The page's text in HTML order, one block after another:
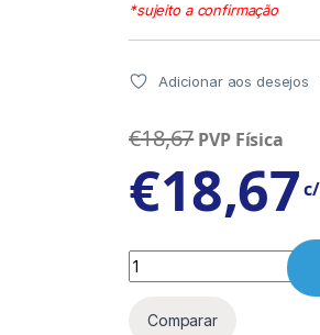
*sujeito a confirmação
Adicionar aos desejos
€18,67 PVP Física
€18,67
Quantity
Comparar